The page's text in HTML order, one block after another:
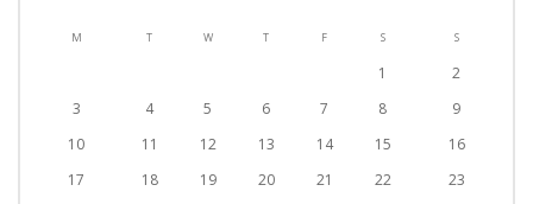
M T W T F S S
1
2
3
4 5 6 7 8
9
10
11 12 13 14 15
16
17
18 19 20 21 22
23